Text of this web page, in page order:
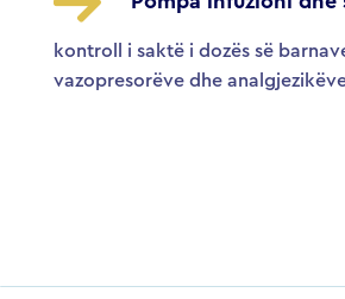
kontroll i saktë i dozës së
vazopresorëve dhe